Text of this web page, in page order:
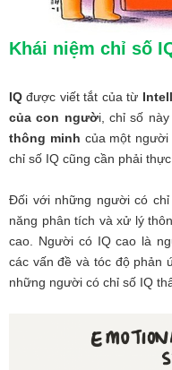
Khái niệm chỉ số
IQđược viết tắt của từ
của con người, chỉ số
thông minh của một
chỉ số IQ cũng cần phải
Đối với những người có
năng phân tích và xử lý
cao. Người có IQ cao là
các vấn đề và tóc độ phản
những người có chỉ số IQ